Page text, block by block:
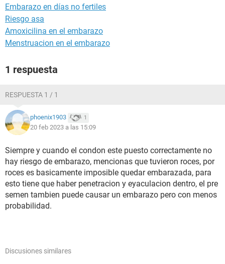
Embarazo en días no fertiles
Riesgo asa
Amoxicilina en el embarazo
Menstruacion en el embarazo
1 respuesta
RESPUESTA 1 / 1
phoenix1903 1
20 feb 2023 a las 15:09
Siempre y cuando el condon este puesto correctamente no
hay riesgo de embarazo, mencionas que tuvieron roces, por
roces es basicamente imposible quedar embarazada, para
esto tiene que haber penetracion y eyaculacion dentro, el pre
semen tambien puede causar un embarazo pero con menos
probabilidad.
Discusiones similares